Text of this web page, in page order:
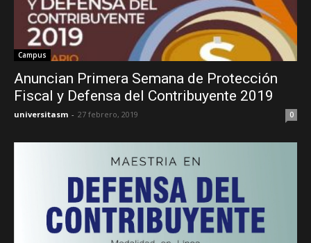
Campus
Anuncian Primera Semana de Protección
Fiscal y Defensa del Contribuyente 2019
universitasm - 27 febrero, 2019 0